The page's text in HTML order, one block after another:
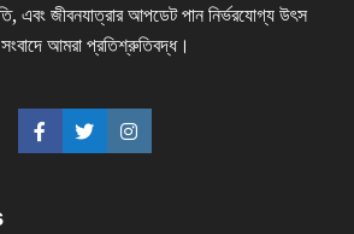
এবং জীবনযাত্রার আপডেট পান নির্ভরযোগ্য উৎস
আমরা প্রতিশ্রুতিবদ্ধ।